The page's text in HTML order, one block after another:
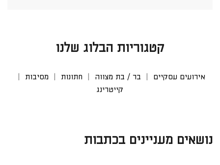
קטגוריות הבלוג שלנו
אירועים עסקיים בר / בת מצווה חתונות
מסיבות
קייטרינג
נושאים מעניינים בכתבות